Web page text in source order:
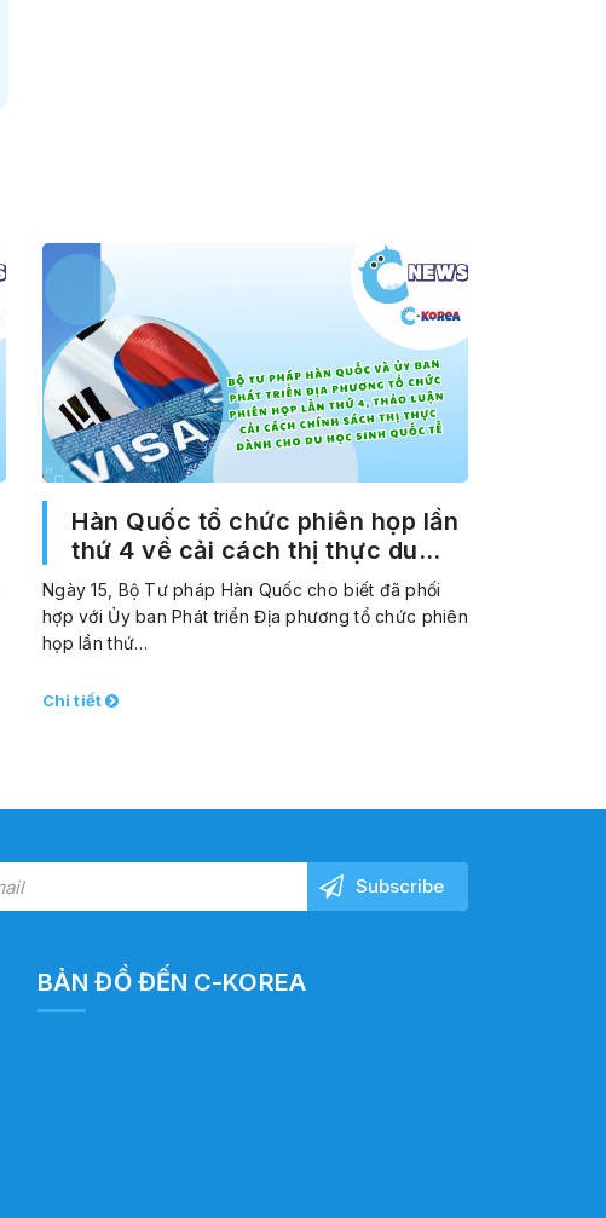
Hàn Quốc tổ chức phiên họp lần
thứ 4 về cải cách thị thực du
học
Ngày 15, Bộ Tư pháp Hàn Quốc cho biết đã phối
hợp với Ủy ban Phát triển Địa phương tổ chức phiên
họp lần thứ…
Chi tiết
BẢN ĐỒ ĐẾN C-KOREA